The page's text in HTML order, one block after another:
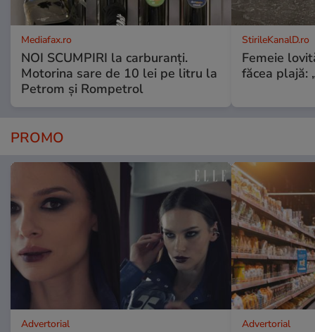
Mediafax.ro
NOI SCUMPIRI la carburanți.
Motorina sare de 10 lei pe litru la
Petrom și Rompetrol
StirileKanalD.ro
Femeie
făcea plajă:
PROMO
Advertorial Advertorial